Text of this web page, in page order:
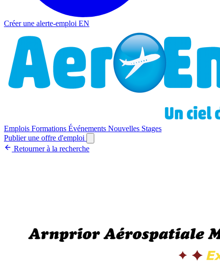
Créer une alerte-emploi EN
Emplois Formations Événements Nouvelles Stages
Publier une offre d'emploi
Retourner à la recherche